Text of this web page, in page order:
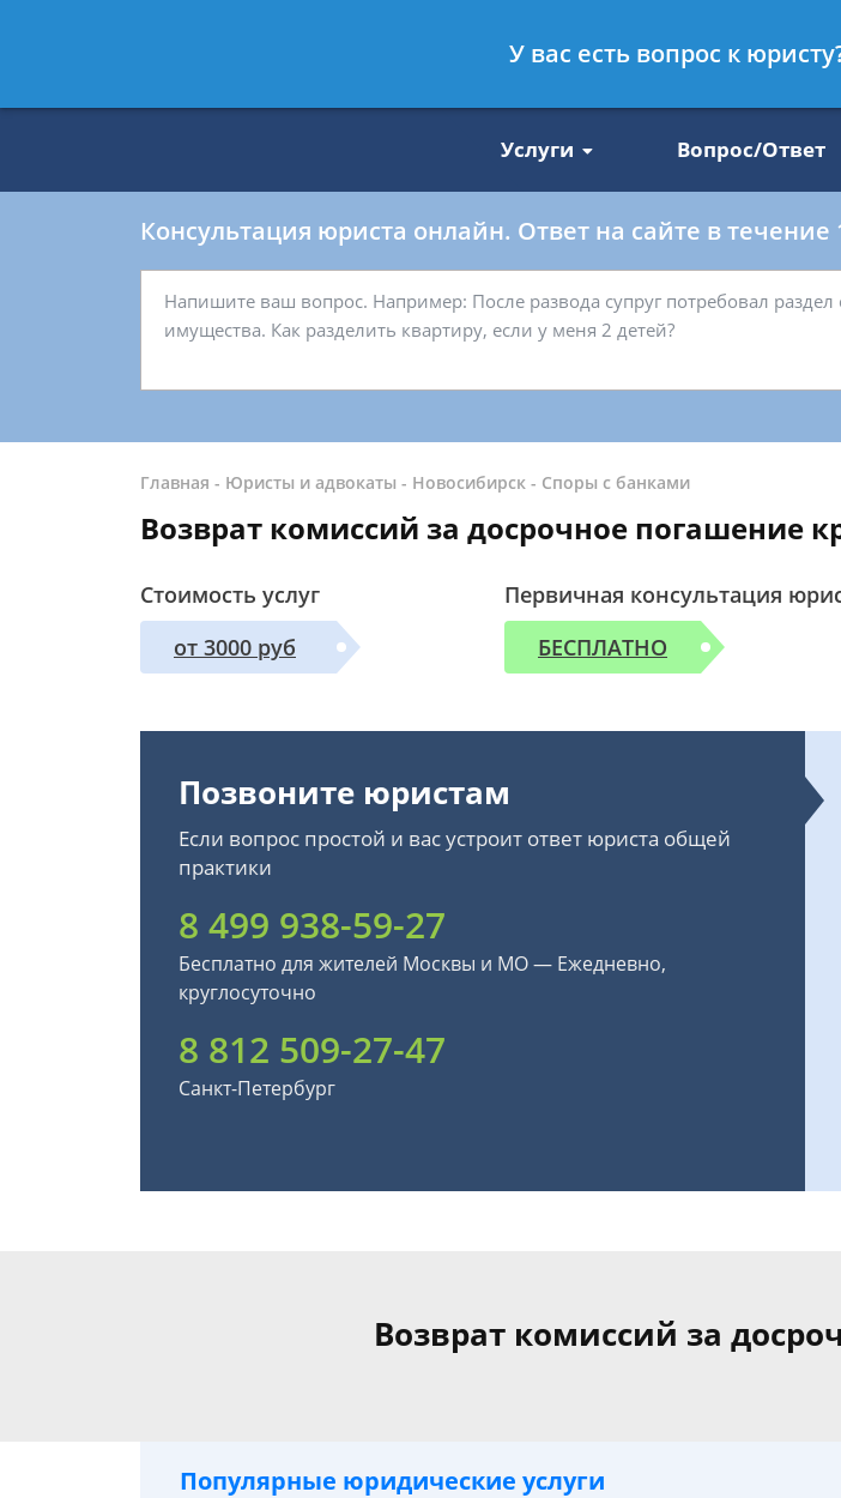
8 812 509-27-47
Услуги Вопрос/Ответ
Консультация юриста онлайн. Ответ на сайте в течение
Главная - Юристы и адвокаты - Новосибирск - Споры с банками
Возврат комиссий за досрочное погашение
Стоимость услуг
от 3000 руб
Первичная консультация
БЕСПЛАТНО
Позвоните юристам
Если вопрос простой и вас устроит ответ юриста общей
практики
8 499 938-59-27
Бесплатно для жителей Москвы и МО — Ежедневно,
круглосуточно
8 812 509-27-47
Санкт-Петербург
Возврат комиссий за
Популярные юридические услуги
У вас есть вопрос к